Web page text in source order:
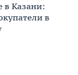
в Казани:
в